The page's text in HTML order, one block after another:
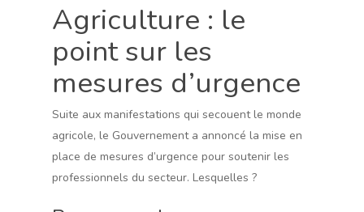
Agriculture : le
point sur les
mesures d’urgence
Suite aux manifestations qui secouent le monde
agricole, le Gouvernement a annoncé la mise en
place de mesures d’urgence pour soutenir les
professionnels du secteur. Lesquelles ?